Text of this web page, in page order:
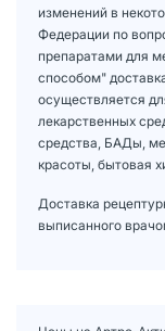
изменений в
Федерации по
препаратами для
способом"
осуществляется
лекарственных
средства, БАДы,
красоты, бытовая
Доставка
выписанного